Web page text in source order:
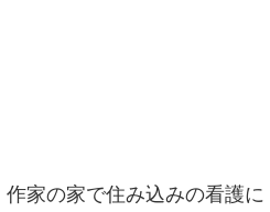
家の家で住み込みの看護に